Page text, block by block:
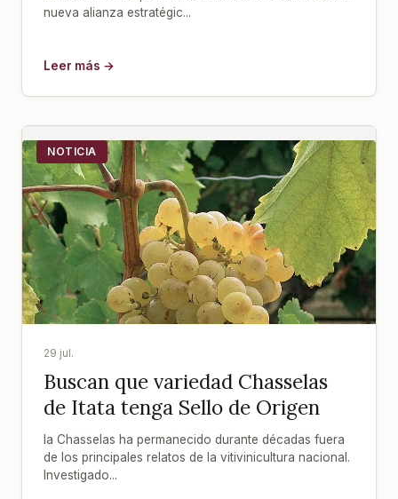
nueva alianza estratégic...
Leer más →
NOTICIA
29 jul.
Buscan que variedad Chasselas
de Itata tenga Sello de Origen
la Chasselas ha permanecido durante décadas fuera
de los principales relatos de la vitivinicultura nacional.
Investigado...